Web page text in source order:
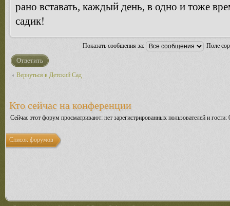
рано вставать, каждый день, в одно и тоже
садик!
Показать сообщения за: Поле
Ответить
Вернуться в Детский Сад
Кто сейчас на конференции
Сейчас этот форум просматривают: нет зарегистрированных пользователей и гости:
Список форумов